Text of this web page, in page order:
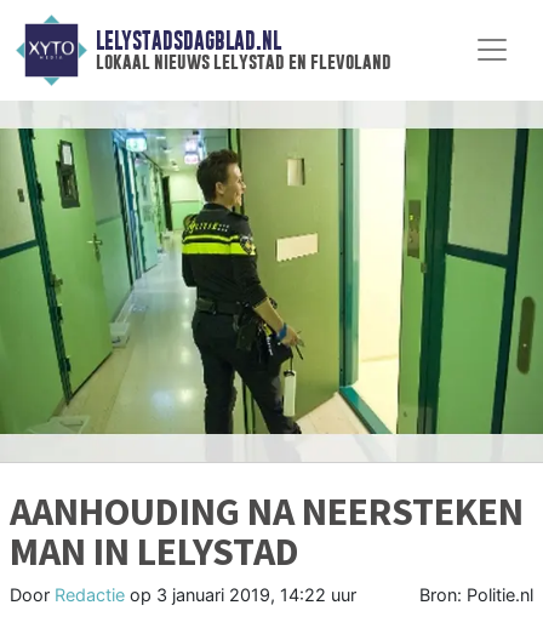
LELYSTADSDAGBLAD.NL
lokaal nieuws lelystad en flevoland
AANHOUDING NA NEERSTEKEN
MAN IN LELYSTAD
Door Redactie op 3 januari 2019, 14:22 uur Bron: Politie.nl